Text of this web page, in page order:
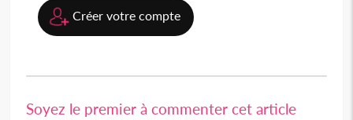
Créer votre compte
Soyez le premier à commenter cet article